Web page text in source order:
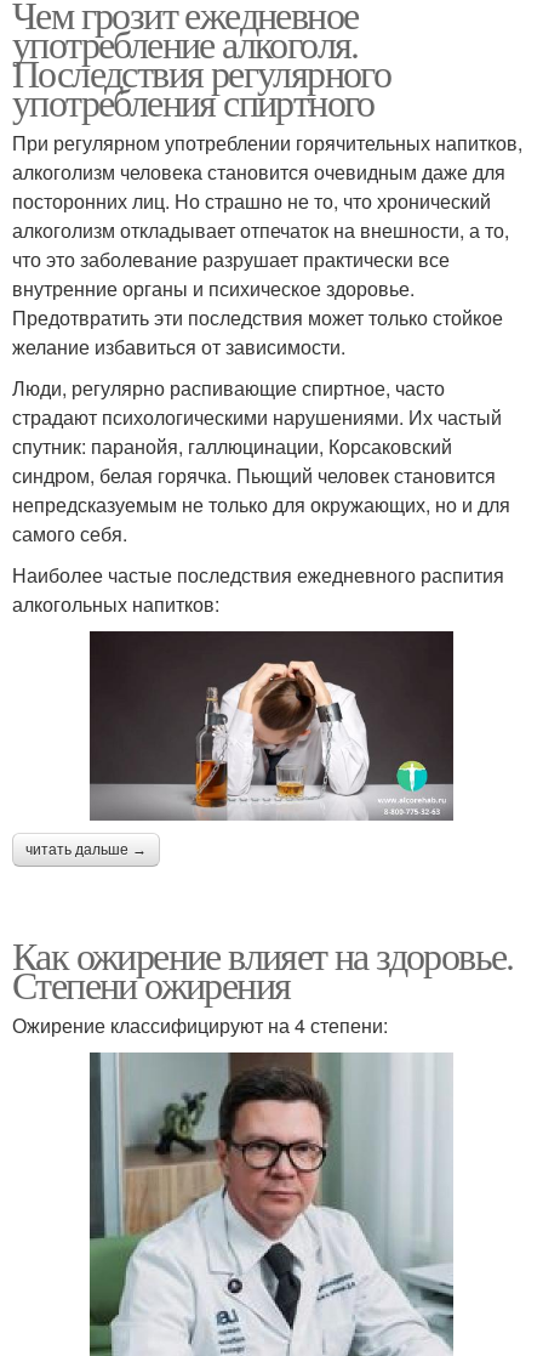
Чем грозит ежедневное
употребление алкоголя.
Последствия регулярного
употребления спиртного
При регулярном употреблении горячительных напитков,
алкоголизм человека становится очевидным даже для
посторонних лиц. Но страшно не то, что хронический
алкоголизм откладывает отпечаток на внешности, а то,
что это заболевание разрушает практически все
внутренние органы и психическое здоровье.
Предотвратить эти последствия может только стойкое
желание избавиться от зависимости.
Люди, регулярно распивающие спиртное, часто
страдают психологическими нарушениями. Их частый
спутник: паранойя, галлюцинации, Корсаковский
синдром, белая горячка. Пьющий человек становится
непредсказуемым не только для окружающих, но и для
самого себя.
Наиболее частые последствия ежедневного распития
алкогольных напитков:
читать дальше →
Как ожирение влияет на здоровье.
Степени ожирения
Ожирение классифицируют на 4 степени: